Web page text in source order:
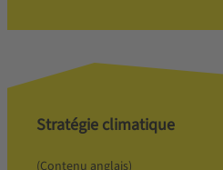
Stratégie climatique
(Contenu anglais)